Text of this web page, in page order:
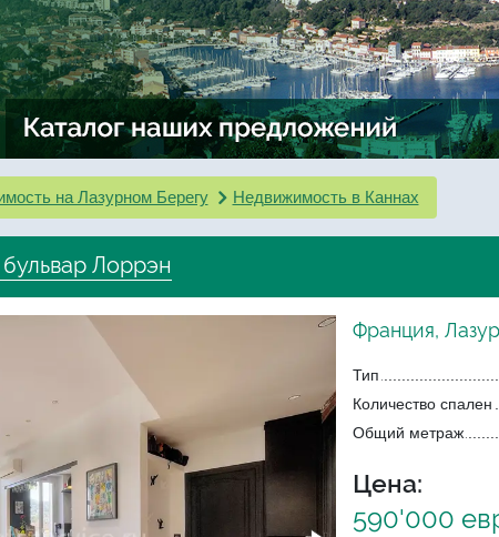
на Лазурном Берегу Недвижимость в Каннах
Лоррэн
Франция,
Тип
Количество спален
Общий метраж
Цена:
590'000